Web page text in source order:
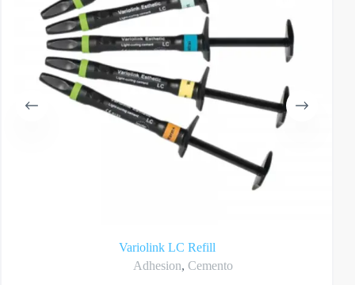
Variolink LC Refill
Adhesion, Cemento